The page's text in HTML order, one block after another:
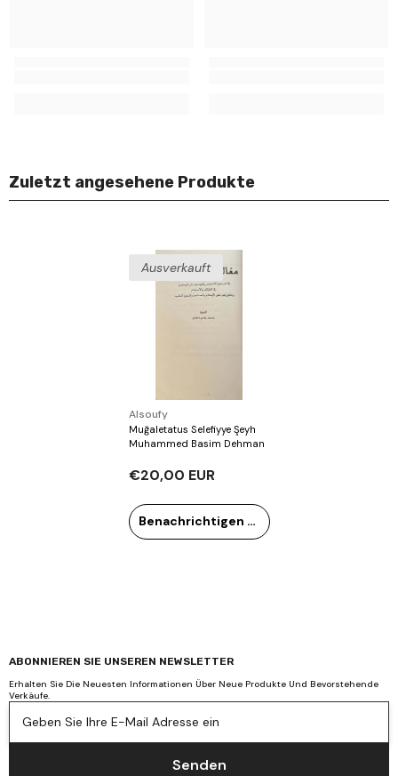
Zuletzt angesehene Produkte
Ausverkauft
Verkäufer:
Alsoufy
Muğaletatus Selefiyye Şeyh
Muhammed Basim Dehman
€20,00 EUR
Benachrichtigen Sie mich
ABONNIEREN SIE UNSEREN NEWSLETTER
Erhalten Sie Die Neuesten Informationen Über Neue Produkte Und Bevorstehende
Verkäufe.
Geben Sie Ihre E-Mail Adresse ein
Senden